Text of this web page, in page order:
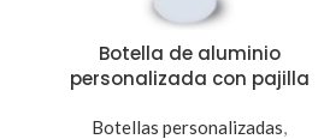
Botella de aluminio
personalizada con pajilla
Botellas personalizadas,